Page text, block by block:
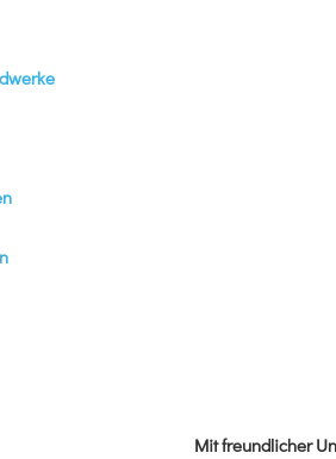
Mit freundlicher